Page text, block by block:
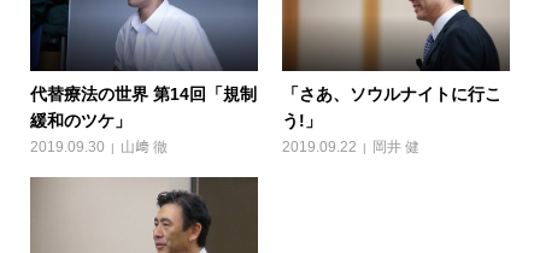
代替療法の世界 第14回「規制
緩和のツケ」
2019.09.30 山﨑 徹
「さあ、ソウルナイトに行こ
う!」
2019.09.22 岡井 健